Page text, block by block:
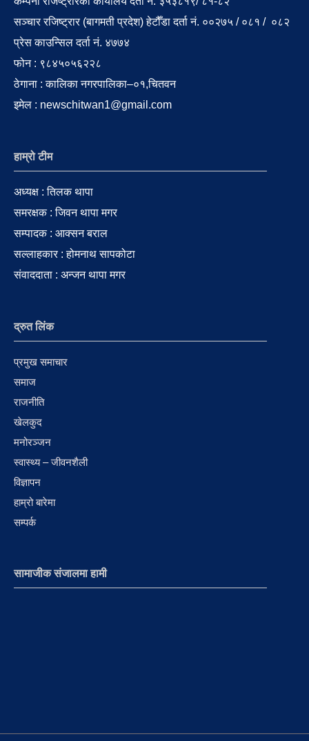
सञ्चार रजिष्ट्रार (बागमती प्रदेश) हेटौँडा दर्ता नं. ००२७५ / ०८१ / ०८२
प्रेस काउन्सिल दर्ता नं. ४७७४
फोन : ९८४५०५६२२८
ठेगाना : कालिका नगरपालिका–०१,चितवन
इमेल : newschitwan1@gmail.com
हाम्रो टीम
अध्यक्ष : तिलक थापा
समरक्षक : जिवन थापा मगर
सम्पादक : आक्सन बराल
सल्लाहकार : होमनाथ सापकोटा
संवाददाता : अन्जन थापा मगर
द्रुत लिंक
प्रमुख समाचार
समाज
राजनीति
खेलकुद
मनोरञ्जन
स्वास्थ्य – जीवनशैली
विज्ञापन
हाम्रो बारेमा
सम्पर्क
सामाजीक संजालमा हामी